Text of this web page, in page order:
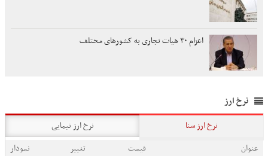
اعزام ۳۰ هیات تجاری به کشورهای مختلف
نرخ ارز
نرخ ارز سنا
نرخ ارز نیمایی
عنوان
قیمت تغییر
نمودار